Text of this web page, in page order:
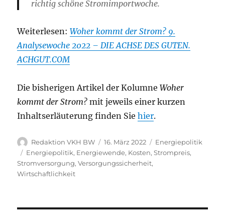
richtig schöne Stromimportwoche.
Weiterlesen:Woher kommt der Strom? 9.
Analysewoche 2022 – DIE ACHSE DES GUTEN.
ACHGUT.COM
Die bisherigen Artikel der KolumneWoher
kommt der Strom? mit jeweils einer kurzen
Inhaltserläuterung finden Siehier.
Autor
Redaktion VKH BW
Veröffentlicht
am
16. März 2022 Kategorien
Energiepolitik
Schlagwörter
Energiepolitik, Energiewende, Kosten,Strompreis,
Stromversorgung,Versorgungssicherheit,
Wirtschaftlichkeit